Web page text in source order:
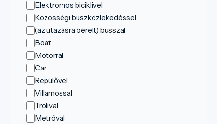
Elektromos biciklivel
Közösségi buszközlekedéssel
(az utazásra bérelt) busszal
Boat
Motorral
Car
Repülővel
Villamossal
Trolival
Metróval